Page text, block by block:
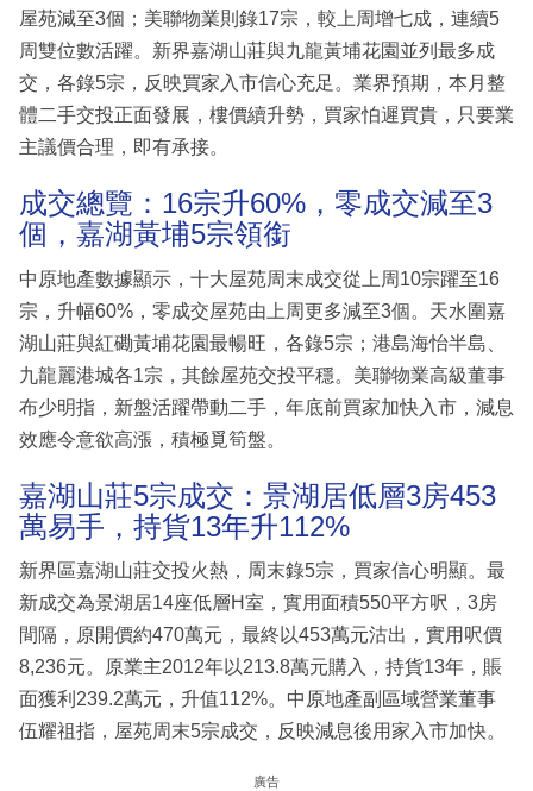
屋苑減至3個；美聯物業則錄17宗，較上周增七成，連續5
周雙位數活躍。新界嘉湖山莊與九龍黃埔花園並列最多成
交，各錄5宗，反映買家入市信心充足。業界預期，本月整
體二手交投正面發展，樓價續升勢，買家怕遲買貴，只要業
主議價合理，即有承接。
成交總覽：16宗升60%，零成交減至3
個，嘉湖黃埔5宗領銜
中原地產數據顯示，十大屋苑周末成交從上周10宗躍至16
宗，升幅60%，零成交屋苑由上周更多減至3個。天水圍嘉
湖山莊與紅磡黃埔花園最暢旺，各錄5宗；港島海怡半島、
九龍麗港城各1宗，其餘屋苑交投平穩。美聯物業高級董事
布少明指，新盤活躍帶動二手，年底前買家加快入市，減息
效應令意欲高漲，積極覓筍盤。
嘉湖山莊5宗成交：景湖居低層3房453
萬易手，持貨13年升112%
新界區嘉湖山莊交投火熱，周末錄5宗，買家信心明顯。最
新成交為景湖居14座低層H室，實用面積550平方呎，3房
間隔，原開價約470萬元，最終以453萬元沽出，實用呎價
8,236元。原業主2012年以213.8萬元購入，持貨13年，賬
面獲利239.2萬元，升值112%。中原地產副區域營業董事
伍耀祖指，屋苑周末5宗成交，反映減息後用家入市加快。
廣告